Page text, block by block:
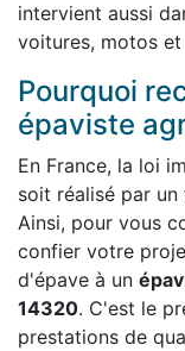
intervient aussi
voitures, motos
Pourquoi
épaviste
En France, la loi
soit réalisé par
Ainsi, pour vous
confier votre
d'épave à un
14320. C'est le
prestations de